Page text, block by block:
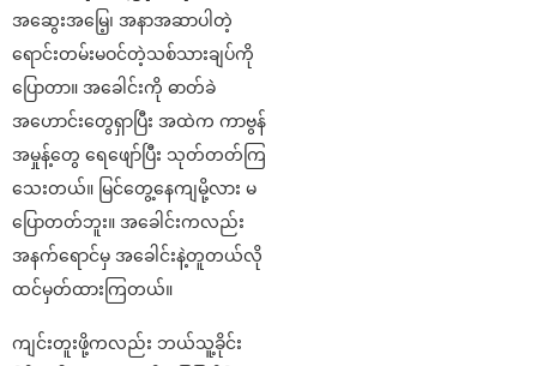
အဆွေးအမြေ့၊ အနာအဆာပါတဲ့
ရောင်းတမ်းမဝင်တဲ့သစ်သားချပ်ကို
ပြောတာ။ အခေါင်းကို ဓာတ်ခဲ
အဟောင်းတွေရှာပြီး အထဲက ကာဗွန်
အမှုန့်တွေ ရေဖျော်ပြီး သုတ်တတ်ကြ
သေးတယ်။ မြင်တွေ့နေကျမို့လား မ
ပြောတတ်ဘူး။ အခေါင်းကလည်း
အနက်ရောင်မှ အခေါင်းနဲ့တူတယ်လို
ထင်မှတ်ထားကြတယ်။
ကျင်းတူးဖို့ကလည်း ဘယ်သူ့ခိုင်း